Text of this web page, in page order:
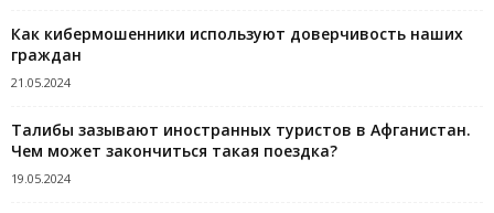
Как кибермошенники используют доверчивость наших
граждан
21.05.2024
Талибы зазывают иностранных туристов в Афганистан.
Чем может закончиться такая поездка?
19.05.2024